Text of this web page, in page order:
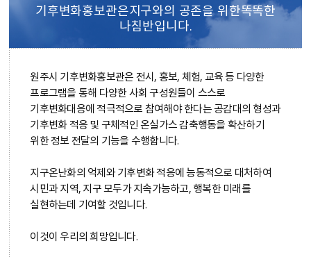
기후변화홍보관은지구와의 공존을 위한똑똑한
나침반입니다.
원주시 기후변화홍보관은 전시, 홍보, 체험, 교육 등 다양한
프로그램을 통해 다양한 사회 구성원들이 스스로
기후변화대응에 적극적으로 참여해야 한다는 공감대의 형성과
기후변화 적응 및 구체적인 온실가스 감축행동을 확산하기
위한 정보 전달의 기능을 수행합니다.
지구온난화의 억제와 기후변화 적응에 능동적으로 대처하여
시민과 지역, 지구 모두가 지속가능하고, 행복한 미래를
실현하는데 기여할 것입니다.
이것이 우리의 희망입니다.